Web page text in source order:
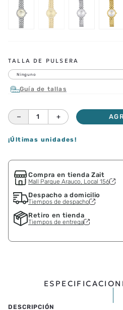
TALLA DE PULSERA
Ninguno
Guía de tallas
＋
－
¡Últimas unidades!
Compra en tienda Zait
Mall Parque Arauco, Local 156
Despacho a domicilio
Tiempos de despacho
Retiro en tienda
Tiempos de entrega